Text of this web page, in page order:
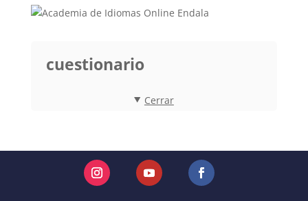
cuestionario
Cerrar
Instagram YouTube Facebook